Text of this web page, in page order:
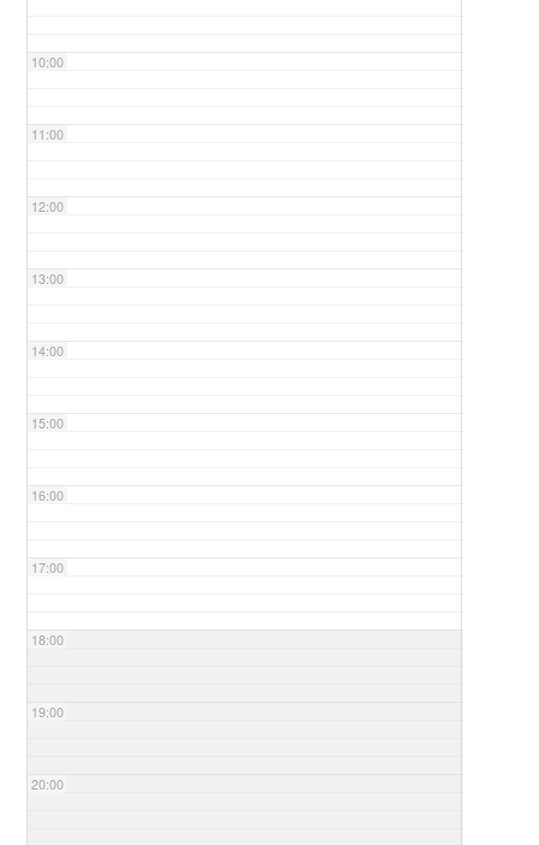
10:00
11:00
12:00
13:00
14:00
15:00
16:00
17:00
18:00
19:00
20:00